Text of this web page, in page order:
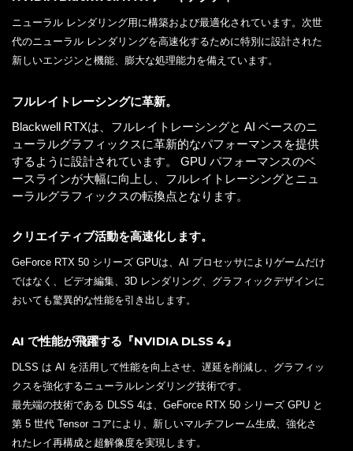
ニューラル レンダリング用に構築および最適化されています。次世
代のニューラル レンダリングを高速化するために特別に設計された
新しいエンジンと機能、膨大な処理能力を備えています。
フルレイトレーシングに革新。
Blackwell RTXは、フルレイトレーシングと AI ベースのニ
ューラルグラフィックスに革新的なパフォーマンスを提供
するように設計されています。 GPU パフォーマンスのベ
ースラインが大幅に向上し、フルレイトレーシングとニュ
ーラルグラフィックスの転換点となります。
クリエイティブ活動を高速化します。
GeForce RTX 50 シリーズ GPUは、AI プロセッサによりゲームだけ
ではなく、ビデオ編集、3D レンダリング、グラフィックデザインに
おいても驚異的な性能を引き出します。
AI で性能が飛躍する『NVIDIA DLSS 4』
DLSS は AI を活用して性能を向上させ、遅延を削減し、グラフィッ
クスを強化するニューラルレンダリング技術です。
最先端の技術である DLSS 4は、GeForce RTX 50 シリーズ GPU と
第 5 世代 Tensor コアにより、新しいマルチフレーム生成、強化さ
れたレイ再構成と超解像度を実現します。